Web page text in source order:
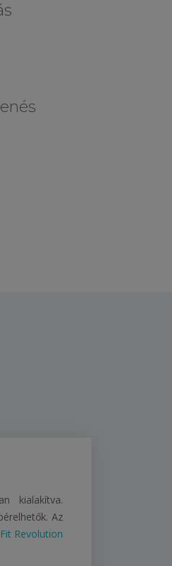
kialakítva.
Az
Fit Revolution